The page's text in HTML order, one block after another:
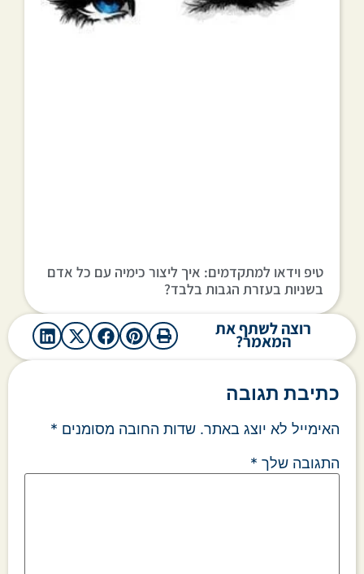
טיפ וידאו למתקדמים: איך ליצור כימיה עם כל אדם
בשניות בעזרת הגבות בלבד?
רוצה לשתף את
המאמר?
כתיבת תגובה
האימייל לא יוצג באתר. שדות החובה מסומנים *
התגובה שלך *